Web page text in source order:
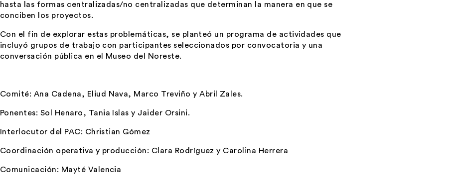
hasta las formas centralizadas/no centralizadas que determinan la manera en que se
conciben los proyectos.
Con el fin de explorar estas problemáticas, se planteó un programa de actividades que
incluyó grupos de trabajo con participantes seleccionados por convocatoria y una
conversación pública en el Museo del Noreste.
Comité: Ana Cadena, Eliud Nava, Marco Treviño yAbril Zales.
Ponentes: Sol Henaro, Tania Islas y Jaider Orsini.
Interlocutor del PAC: Christian Gómez
Coordinación operativa y producción: Clara Rodríguez y Carolina Herrera
Comunicación: Mayté Valencia